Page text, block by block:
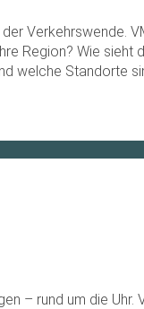
Verkehrswende.
Region? Wie
welche Standorte
– rund um die